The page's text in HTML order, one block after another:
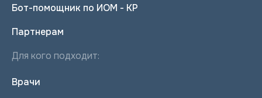
Бот-помощник по ИОМ - КР
Партнерам
Для кого подходит:
Врачи